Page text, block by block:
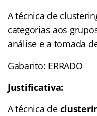
A técnica de
categorias aos
análise e a tomada
Gabarito: ERRADO
Justificativa:
A técnica de